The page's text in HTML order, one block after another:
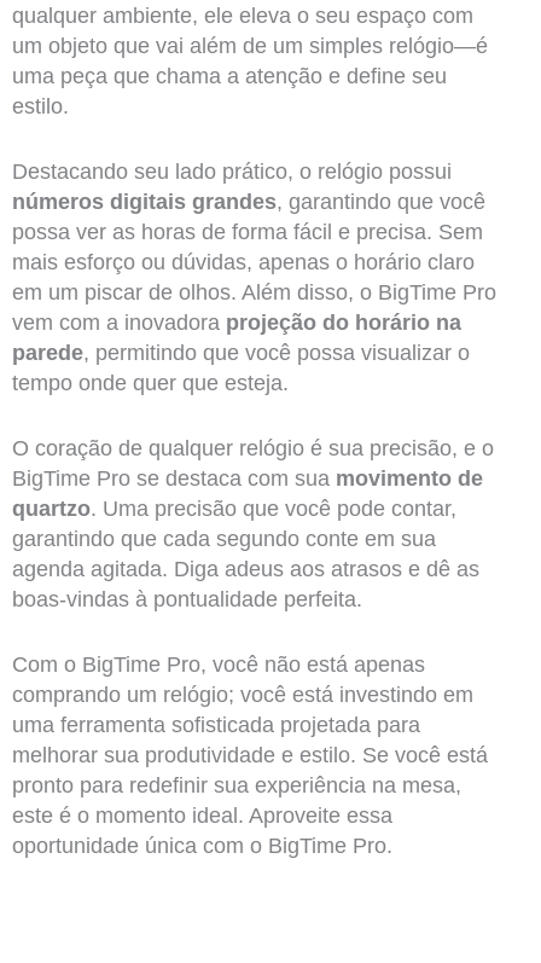
qualquer ambiente, ele eleva o seu espaço com
um objeto que vai além de um simples relógio—é
uma peça que chama a atenção e define seu
estilo.
Destacando seu lado prático, o relógio possui
números digitais grandes, garantindo que você
possa ver as horas de forma fácil e precisa. Sem
mais esforço ou dúvidas, apenas o horário claro
em um piscar de olhos. Além disso, o BigTime Pro
vem com a inovadora projeção do horário na
parede, permitindo que você possa visualizar o
tempo onde quer que esteja.
O coração de qualquer relógio é sua precisão, e o
BigTime Pro se destaca com sua movimento de
quartzo. Uma precisão que você pode contar,
garantindo que cada segundo conte em sua
agenda agitada. Diga adeus aos atrasos e dê as
boas-vindas à pontualidade perfeita.
Com o BigTime Pro, você não está apenas
comprando um relógio; você está investindo em
uma ferramenta sofisticada projetada para
melhorar sua produtividade e estilo. Se você está
pronto para redefinir sua experiência na mesa,
este é o momento ideal. Aproveite essa
oportunidade única com o BigTime Pro.